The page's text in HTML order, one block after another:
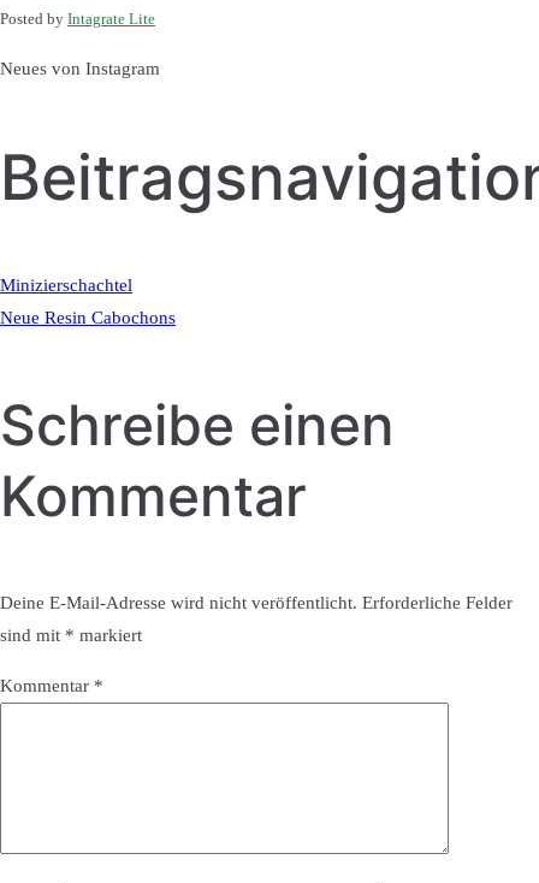
Posted by Intagrate Lite
Neues von Instagram
Minizierschachtel
Neue Resin Cabochons
Schreibe einen
Kommentar
Deine E-Mail-Adresse wird nicht veröffentlicht. Erforderliche Felder
sind mit * markiert
Kommentar *